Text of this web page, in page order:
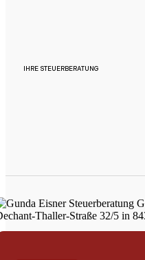
IHRE STEUERBERATUNG